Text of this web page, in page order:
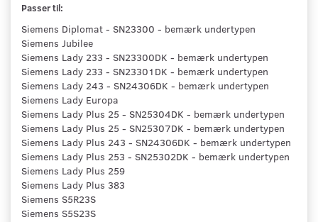
Passer til:
Siemens Diplomat - SN23300 - bemærk undertypen
Siemens Jubilee
Siemens Lady 233 - SN23300DK - bemærk undertypen
Siemens Lady 233 - SN23301DK - bemærk undertypen
Siemens Lady 243 - SN24306DK - bemærk undertypen
Siemens Lady Europa
Siemens Lady Plus 25 - SN25304DK - bemærk undertypen
Siemens Lady Plus 25 - SN25307DK - bemærk undertypen
Siemens Lady Plus 243 - SN24306DK - bemærk undertypen
Siemens Lady Plus 253 - SN25302DK - bemærk undertypen
Siemens Lady Plus 259
Siemens Lady Plus 383
Siemens S5R23S
Siemens S5S23S